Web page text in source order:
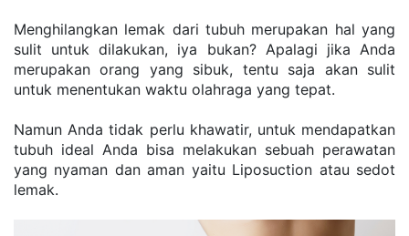
Menghilangkan lemak dari tubuh merupakan hal yang
sulit untuk dilakukan, iya bukan? Apalagi jika Anda
merupakan orang yang sibuk, tentu saja akan sulit
untuk menentukan waktu olahraga yang tepat.
Namun Anda tidak perlu khawatir, untuk mendapatkan
tubuh ideal Anda bisa melakukan sebuah perawatan
yang nyaman dan aman yaitu Liposuction atau sedot
lemak.